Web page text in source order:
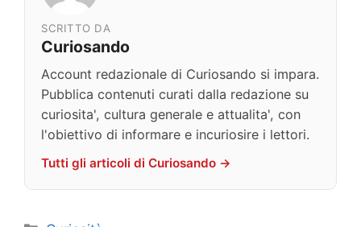
SCRITTO DA
Curiosando
Account redazionale di Curiosando si impara.
Pubblica contenuti curati dalla redazione su
curiosita', cultura generale e attualita', con
l'obiettivo di informare e incuriosire i lettori.
Tutti gli articoli di Curiosando →